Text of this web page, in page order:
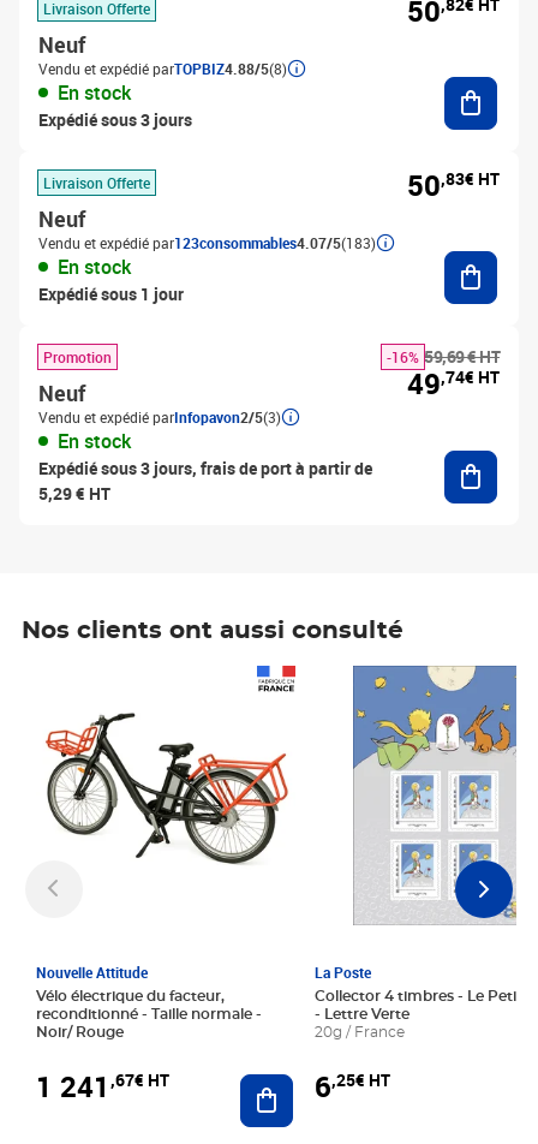
Livraison Offerte
Neuf
Vendu et expédié parTOPBIZ4.88/5(8)
En stock
Expédié sous 3 jours
50
Livraison Offerte
Neuf
Vendu et expédié par123consommables4.07/5(183)
En stock
Expédié sous 1 jour
50,83€ HT
Promotion
Neuf
Vendu et expédié parInfopavon2/5(3)
En stock
Expédié sous 3 jours, frais de port à partir de
5,29 € HT
59,69 € HT
-16%
49,74€ HT
Nos clients ont aussi consulté
Nouvelle Attitude
Vélo électrique du facteur,
reconditionné - Taille normale -
Noir/ Rouge
1 241 ,67€ HT Ajouter au panier
La Poste
Collector 4 timbres - Le Petit
- Lettre Verte
20g / France
6,25€ HT
Prix 6,25€ HT